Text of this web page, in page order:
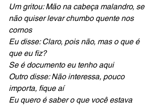
Um gritou: Mão na cabeça malandro, se
não quiser levar chumbo quente nos
cornos
Eu disse: Claro, pois não, mas o que é
que eu fiz?
Se é documento eu tenho aqui
Outro disse: Não interessa, pouco
importa, fique aí
Eu quero é saber o que você estava